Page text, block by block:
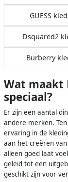
GUESS
Dsquared2
Burberry
Wat maakt
speciaal?
Er zijn een aantal
andere merken.
ervaring in de
aan het creëren
alleen goed laat
geleid tot een
geschikt zijn voor